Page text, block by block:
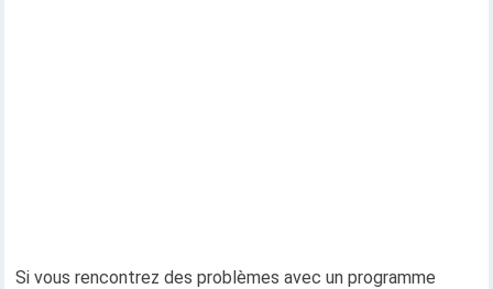
Si vous rencontrez des problèmes avec un programme